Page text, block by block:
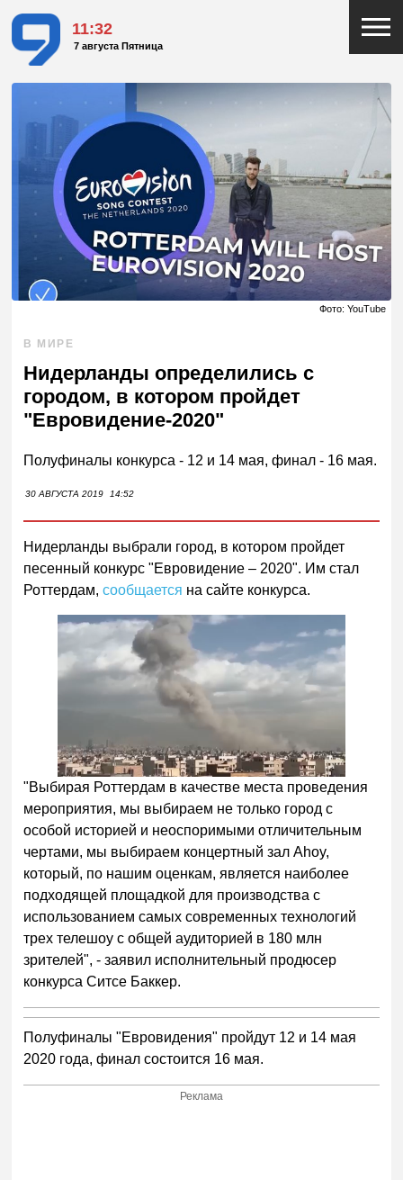
11:32
7 августа Пятница
Фото: YouTube
В МИРЕ
Нидерланды определились с
городом, в котором пройдет
"Евровидение-2020"
Полуфиналы конкурса - 12 и 14 мая, финал - 16 мая.
30 АВГУСТА 2019 14:52
Нидерланды выбрали город, в котором пройдет
песенный конкурс "Евровидение – 2020". Им стал
Роттердам,сообщается на сайте конкурса.
"Выбирая Роттердам в качестве места проведения
мероприятия, мы выбираем не только город с
особой историей и неоспоримыми отличительным
чертами, мы выбираем концертный зал Ahoy,
который, по нашим оценкам, является наиболее
подходящей площадкой для производства с
использованием самых современных технологий
трех телешоу с общей аудиторией в 180 млн
зрителей", - заявил исполнительный продюсер
конкурса Ситсе Баккер.
Полуфиналы "Евровидения" пройдут 12 и 14 мая
2020 года, финал состоится 16 мая.
Реклама